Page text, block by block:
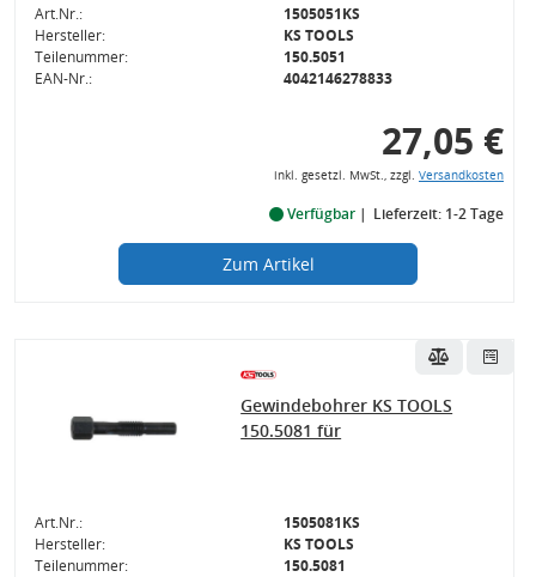
Art.Nr.:
1505051KS
Hersteller:
KS TOOLS
Teilenummer:
150.5051
EAN-Nr.:
4042146278833
27,05 €
inkl. gesetzl. MwSt., zzgl. Versandkosten
Verfügbar Lieferzeit: 1-2 Tage
Zum Artikel
Gewindebohrer KS TOOLS
150.5081 für
Art.Nr.:
1505081KS
Hersteller:
KS TOOLS
Teilenummer:
150.5081